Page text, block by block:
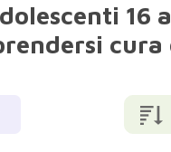
16
cura